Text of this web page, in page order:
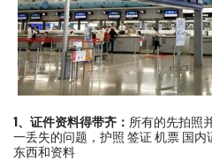
1、证件资料得带齐： 所有的先拍照
一丢失的问题，护照 签证 机票 国
东西和资料